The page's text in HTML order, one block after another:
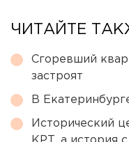
ЧИТАЙТЕ
Сгоревший
застроят
В
Исторический